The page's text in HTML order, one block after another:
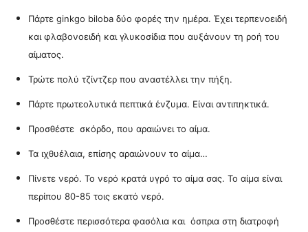
Πάρτε ginkgo biloba δύο φορές την ημέρα. Έχει τερπενοειδή
και φλαβονοειδή και γλυκοσίδια που αυξάνουν τη ροή του
αίματος.
Τρώτε πολύ τζίντζερ που αναστέλλει την πήξη.
Πάρτε πρωτεολυτικά πεπτικά ένζυμα. Είναι αντιπηκτικά.
Προσθέστε σκόρδο, που αραιώνει το αίμα.
Τα ιχθυέλαια, επίσης αραιώνουν το αίμα…
Πίνετε νερό. Το νερό κρατά υγρό το αίμα σας. Το αίμα είναι
περίπου 80-85 τοις εκατό νερό.
Προσθέστε περισσότερα φασόλια και όσπρια στη διατροφή